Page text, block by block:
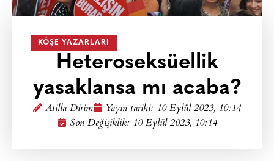
KÖŞE YAZARLARI
Heteroseksüellik
yasaklansa mı acaba?
Atilla Dirim Yayın tarihi: 10 Eylül 2023, 10:14
Son Değişiklik: 10 Eylül 2023, 10:14